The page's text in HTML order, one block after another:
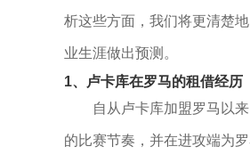
析这些方面，我们将更清楚
业生涯做出预测。
1、卢卡库在罗马的租借经历
自从卢卡库加盟罗马以
的比赛节奏，并在进攻端为